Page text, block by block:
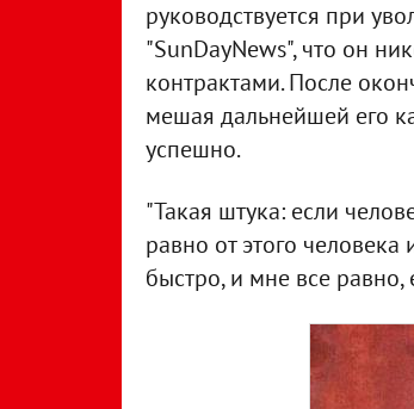
руководствуется при
"SunDayNews", что он
контрактами. После
мешая дальнейшей его
успешно.
"Такая штука: если
равно от этого
быстро, и мне все равно,